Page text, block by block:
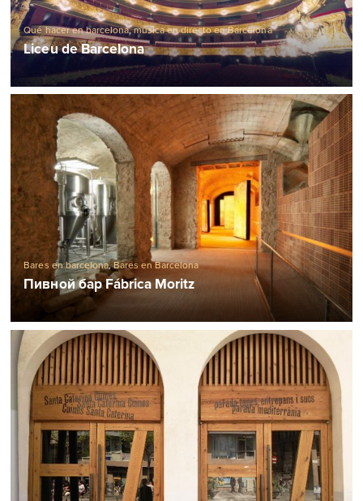
Qué hacer en barcelona,música en directo en Barcelona
Liceu de Barcelona
Bares en barcelona,Bares en Barcelona
Пивной бар Fábrica Moritz